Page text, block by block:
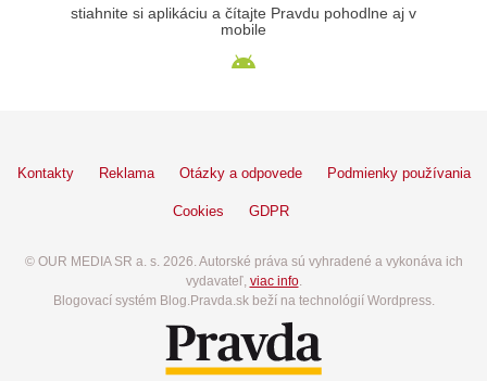
stiahnite si aplikáciu a čítajte Pravdu pohodlne aj v
mobile
Kontakty Reklama Otázky a odpovede Podmienky používania
Cookies GDPR
© OUR MEDIA SR a. s. 2026. Autorské práva sú vyhradené a vykonáva ich
vydavateľ, viac info.
Blogovací systém Blog.Pravda.sk beží na technológií Wordpress.